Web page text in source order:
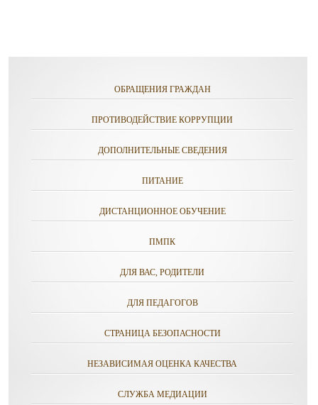
ОБРАЩЕНИЯ ГРАЖДАН
ПРОТИВОДЕЙСТВИЕ КОРРУПЦИИ
ДОПОЛНИТЕЛЬНЫЕ СВЕДЕНИЯ
ПИТАНИЕ
ДИСТАНЦИОННОЕ ОБУЧЕНИЕ
ПМПК
ДЛЯ ВАС, РОДИТЕЛИ
ДЛЯ ПЕДАГОГОВ
СТРАНИЦА БЕЗОПАСНОСТИ
НЕЗАВИСИМАЯ ОЦЕНКА КАЧЕСТВА
СЛУЖБА МЕДИАЦИИ